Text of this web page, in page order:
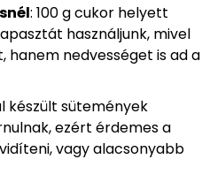
: 100 g cukor helyett
használjunk, mivel
hanem nedvességet is ad a
készült sütemények
ezért érdemes a
vagy alacsonyabb